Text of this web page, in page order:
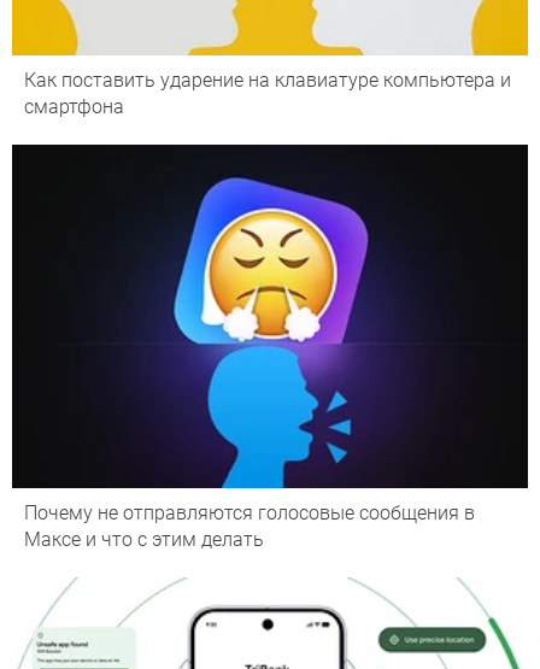
Как поставить ударение на клавиатуре компьютера и
смартфона
Почему не отправляются голосовые сообщения в
Максе и что с этим делать